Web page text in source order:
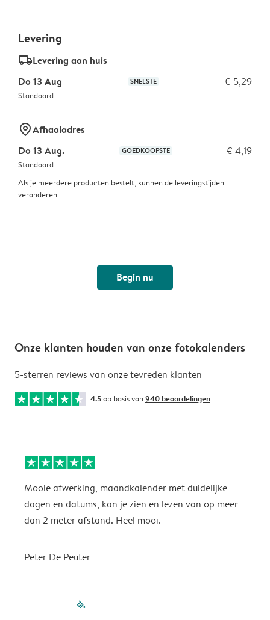
Levering
delivery_standard_v2Levering aan huis
Do 13 Aug
SNELSTE € 5,29
Standaard
marker-pinAfhaaladres
Do 13 Aug.
GOEDKOOPSTE € 4,19
Standaard
Als je meerdere producten bestelt, kunnen de leveringstijden
veranderen.
Begin nu
Onze klanten houden van onze fotokalenders
5-sterren reviews van onze tevreden klanten
4.5op basis van 940 beoordelingen
Mooie afwerking, maandkalender met duidelijke
dagen en datums, kan je zien en lezen van op meer
dan 2 meter afstand. Heel mooi.
Peter De Peuter
filled-pagination